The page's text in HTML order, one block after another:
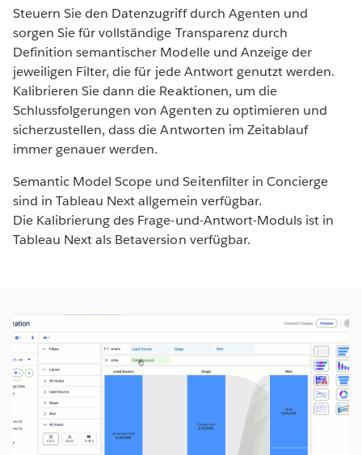
Steuern Sie den Datenzugriff durch Agenten und
sorgen Sie für vollständige Transparenz durch
Definition semantischer Modelle und Anzeige der
jeweiligen Filter, die für jede Antwort genutzt werden.
Kalibrieren Sie dann die Reaktionen, um die
Schlussfolgerungen von Agenten zu optimieren und
sicherzustellen, dass die Antworten im Zeitablauf
immer genauer werden.
Semantic Model Scope und Seitenfilter in Concierge
sind in Tableau Next allgemein verfügbar.
Die Kalibrierung des Frage-und-Antwort-Moduls ist in
Tableau Next als Betaversion verfügbar.